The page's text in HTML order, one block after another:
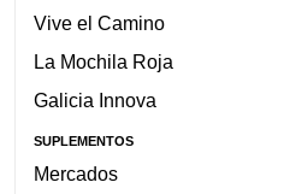
Vive el Camino
La Mochila Roja
Galicia Innova
SUPLEMENTOS
Mercados